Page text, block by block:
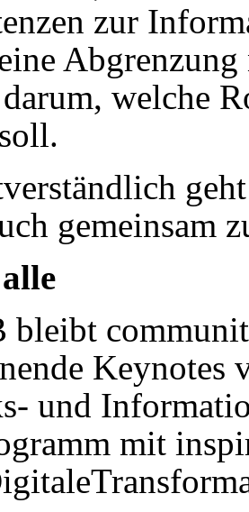
zur
welche
gemeinsam
Keynotes
und
mit